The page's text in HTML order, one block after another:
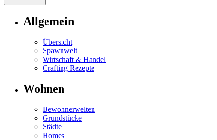
Allgemein
Übersicht
Spawnwelt
Wirtschaft & Handel
Crafting Rezepte
Wohnen
Bewohnerwelten
Grundstücke
Städte
Homes